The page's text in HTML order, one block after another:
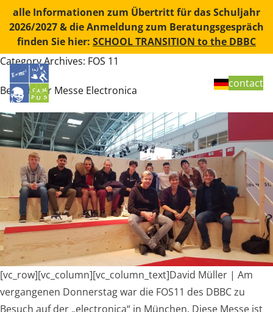
Skip to content
alle Informationen zum Übertritt für das Schuljahr
2026/2027 & die Anmeldung zum Beratungsgespräch
finden Sie hier: SCHOOL TRANSITION to the DBBC
contact
Category Archives: FOS 11
Besuch der Messe Electronica
[vc_row][vc_column][vc_column_text]David Müller | Am
vergangenen Donnerstag war die FOS11 des DBBC zu
Besuch auf der „electronica“ in München. Diese Messe ist